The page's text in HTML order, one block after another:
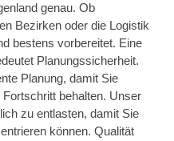
genau. Ob
Bezirken oder die Logistik
bestens vorbereitet. Eine
Planungssicherheit.
Planung, damit Sie
behalten. Unser
zu entlasten, damit Sie
können. Qualität